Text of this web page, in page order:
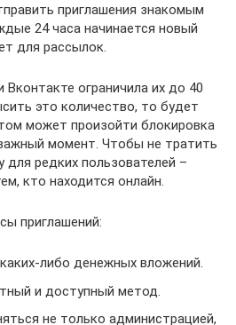
приглашения знакомым
24 часа начинается новый
для рассылок.
ограничила их до 40
это количество, то будет
может произойти блокировка
момент. Чтобы не тратить
для редких пользователей –
кто находится онлайн.
приглашений:
либо денежных вложений.
и доступный метод.
не только администрацией,